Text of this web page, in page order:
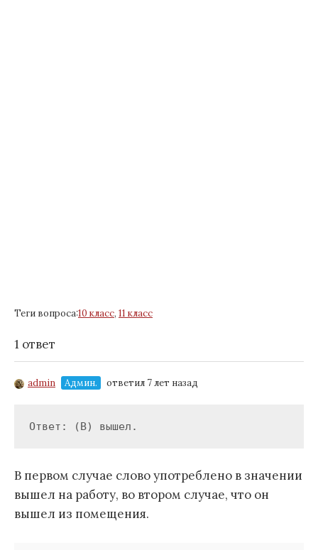
Теги вопроса:10 класс, 11 класс
1 ответ
admin Админ. ответил 7 лет назад
Ответ: (В) вышел.
В первом случае слово употреблено в значении
вышел на работу, во втором случае, что он
вышел из помещения.